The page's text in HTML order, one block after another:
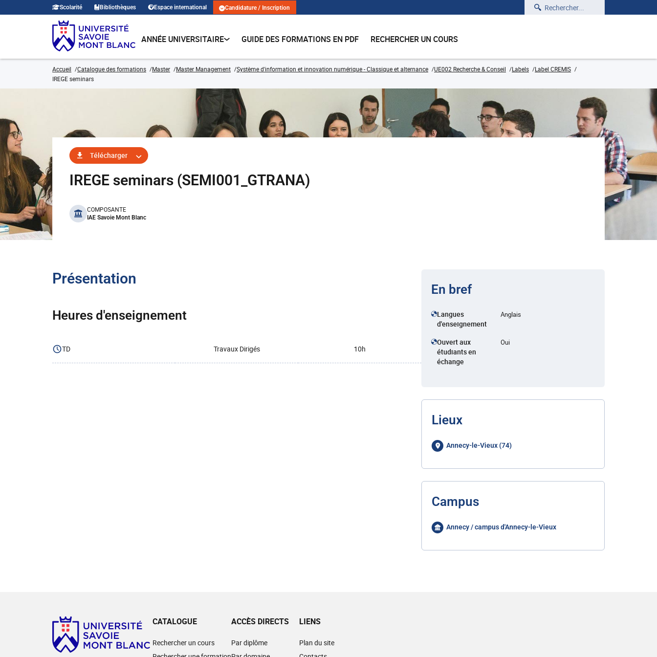
Scolarité Bibliothèques Espace international Candidature / Inscription Rechercher
ANNÉE UNIVERSITAIRE GUIDE DES FORMATIONS EN PDF RECHERCHER UN COURS
Accueil Catalogue des formations Master Master Management Système d'information et innovation numérique - Classique et alternance UE002 Recherche & Conseil Labels
Label CREMIS
IREGE seminars
Télécharger
IREGE seminars (SEMI001_GTRANA)
benefits
COMPOSANTE
IAE Savoie Mont Blanc
Présentation
Heures d'enseignement
TD Travaux Dirigés 10h
En bref
Langues
d'enseignement
Anglais
Ouvert aux
étudiants en
échange
Oui
Lieux
Annecy-le-Vieux (74)
Campus
Annecy / campus d'Annecy-le-Vieux
CATALOGUE
Rechercher un cours
ACCÈS DIRECTS
Par diplôme
LIENS
Plan du site